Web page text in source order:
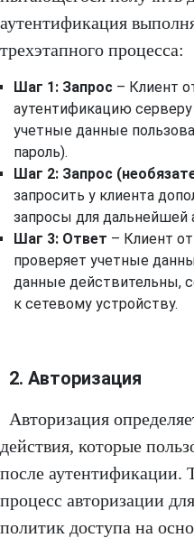
аутентификация
трехэтапного процесса:
Шаг 1: Запрос – Клиент
аутентификацию
учетные данные
пароль).
Шаг 2: Запрос
запросить у клиента
запросы для дальнейшей
Шаг 3: Ответ – Клиент
проверяет учетные
данные действительны,
к сетевому устройству.
2. Авторизация
Авторизация
действия, которые
после аутентификации.
процесс авторизации
политик доступа на